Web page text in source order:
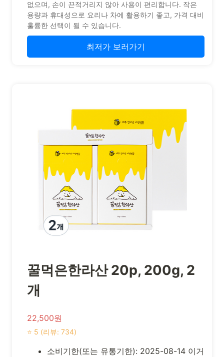
없으며, 손이 끈적거리지 않아 사용이 편리합니다. 작은
용량과 휴대성으로 요리나 차에 활용하기 좋고, 가격 대비
훌륭한 선택이 될 수 있습니다.
최저가 보러가기
꿀먹은한라산 20p, 200g, 2
개
22,500원
⭐ 5 (리뷰: 734)
소비기한(또는 유통기한): 2025-08-14 이거